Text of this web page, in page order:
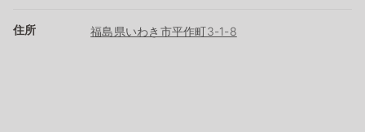
住所 福島県いわき市平作町3-1-8